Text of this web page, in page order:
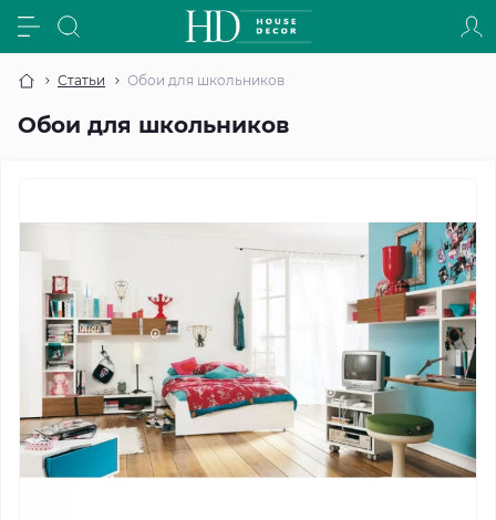
Статьи Обои для школьников
Обои для школьников